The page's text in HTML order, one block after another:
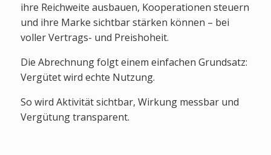
ihre Reichweite ausbauen, Kooperationen steuern
und ihre Marke sichtbar stärken können – bei
voller Vertrags- und Preishoheit.
Die Abrechnung folgt einem einfachen Grundsatz:
Vergütet wird echte Nutzung.
So wird Aktivität sichtbar, Wirkung messbar und
Vergütung transparent.